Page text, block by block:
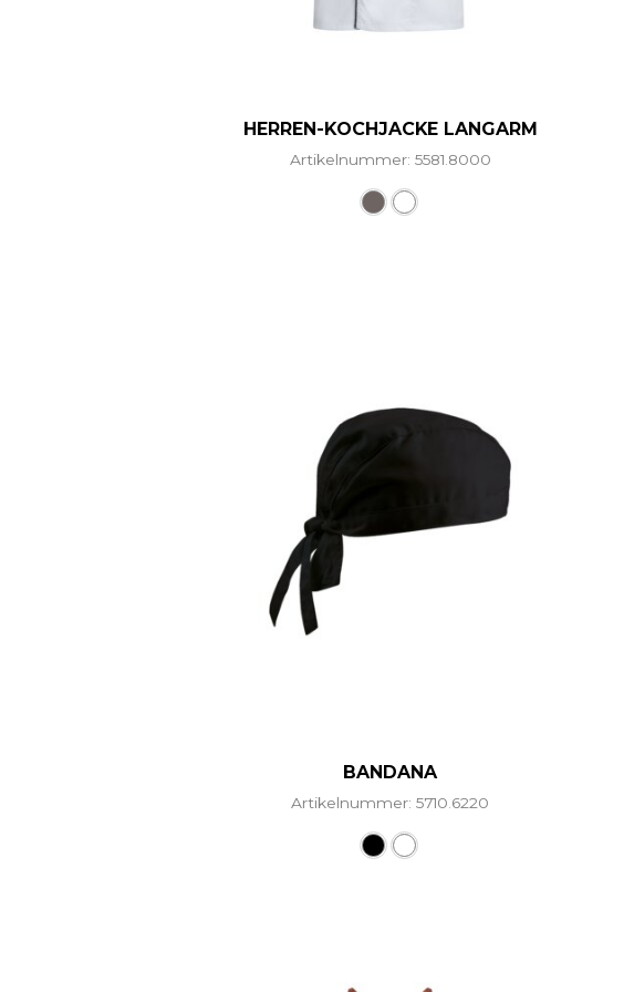
HERREN-KOCHJACKE LANGARM
Artikelnummer: 5581.8000
BANDANA
Artikelnummer: 5710.6220